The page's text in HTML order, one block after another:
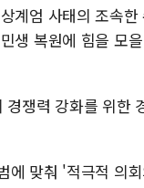
계엄 사태의 조속
생 복원에 힘을 모
쟁력 강화를 위한
에 맞춰 '적극적 의